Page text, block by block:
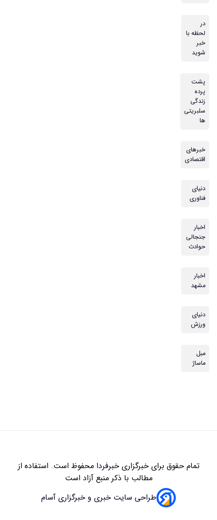
در
لحظه با
خبر
شوید
پشت
پرده
زندگی
سلبریتی
ها
خبرهای
اقتصادی
دنیای
فناوری
اخبار
جنجالی
حوادث
اخبار
مشهد
دنیای
ورزش
مبل
ماساژ
تمام حقوق برای خبرگزاریخبرفردامحفوظ است. استفاده از
مطالب با ذکر منبع آزاد است
طراحی سایت خبری و خبرگزاری آسام